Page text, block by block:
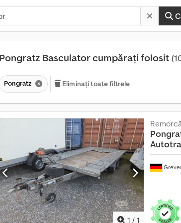
Pongratz Basculator cumpărați folosit
Pongratz Eliminați toate filtrele
1 / 1
V
â
n
z
r
t
r